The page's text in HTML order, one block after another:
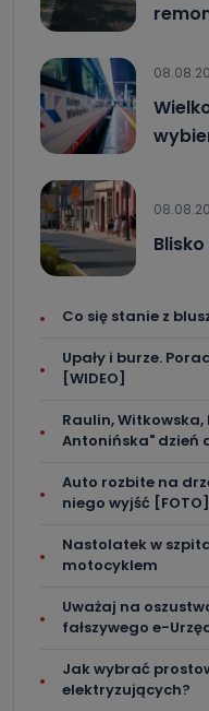
Co się stanie z
Upały i burze.
[WIDEO]
Raulin,
Antonińska" dzień
Auto rozbite na
niego wyjść [FOTO]
Nastolatek w
motocyklem
Uważaj na
fałszywego e-
Jak wybrać
elektryzujących?